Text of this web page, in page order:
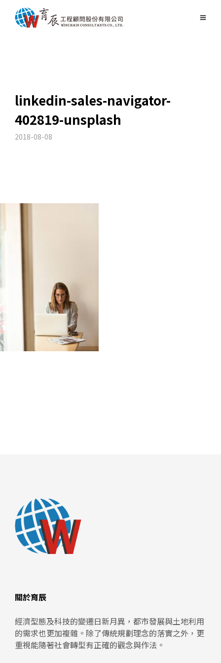
linkedin-sales-navigator-
402819-unsplash
2018-08-08
關於育辰
經濟型態及科技的變遷日新月異，都市發展與土地利用
的需求也更加複雜。除了傳統規劃理念的落實之外，更
重視能隨著社會轉型有正確的觀念與作法。